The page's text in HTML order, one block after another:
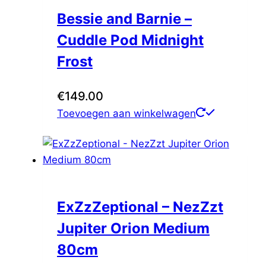
Bessie and Barnie –
Cuddle Pod Midnight
Frost
€149.00
Toevoegen aan winkelwagen
ExZzZeptional – NezZzt
Jupiter Orion Medium
80cm